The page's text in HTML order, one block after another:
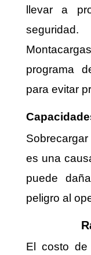
llevar a
programa
para evitar
es una
puede
peligro al
El costo de